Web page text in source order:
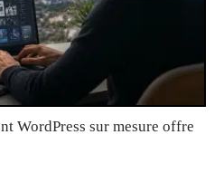
WordPress sur mesure offre